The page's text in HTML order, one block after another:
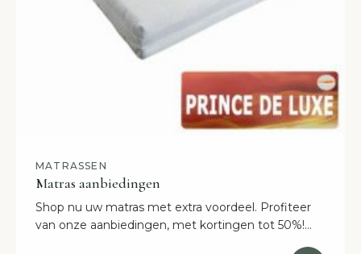
MATRASSEN
Matras aanbiedingen
Shop nu uw matras met extra voordeel. Profiteer
van onze aanbiedingen, met kortingen tot 50%!